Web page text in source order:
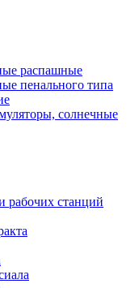
распашные
пенального типа
солнечные
рабочих станций